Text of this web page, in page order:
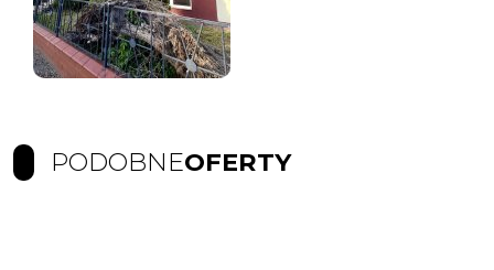
PODOBNEOFERTY